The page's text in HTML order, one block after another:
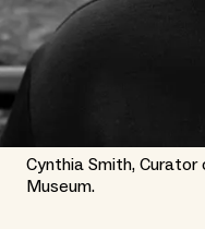
Cynthia Smith,
Museum.